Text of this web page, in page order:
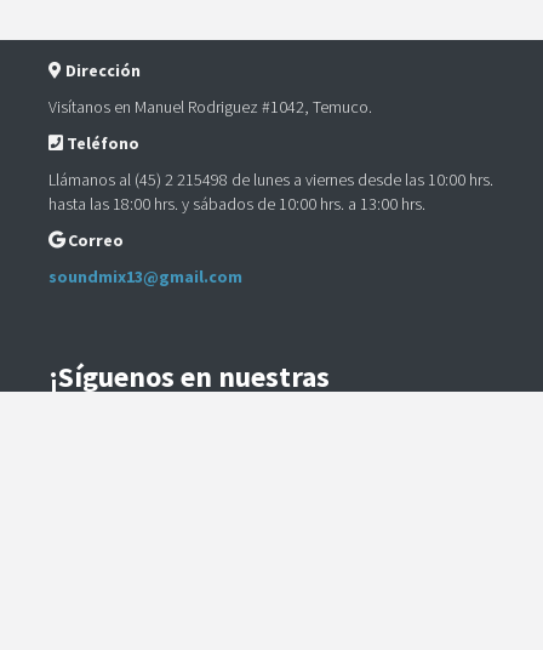
Dirección
Visítanos en Manuel Rodriguez #1042, Temuco.
Teléfono
Llámanos al (45) 2 215498 de lunes a viernes desde las 10:00 hrs.
hasta las 18:00 hrs. y sábados de 10:00 hrs. a 13:00 hrs.
Correo
soundmix13@gmail.com
¡Síguenos en nuestras